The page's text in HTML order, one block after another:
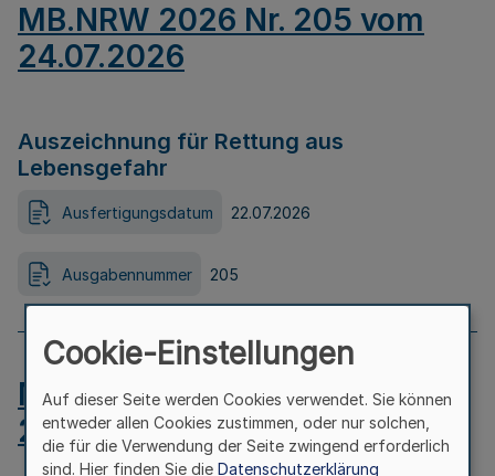
MB.NRW 2026 Nr. 205 vom
24.07.2026
Auszeichnung für Rettung aus
Lebensgefahr
Ausfertigungsdatum 22.07.2026
Ausgabennummer 205
MB.NRW 2026 Nr. 204 vom
24.07.2026
Cookie-Einstellungen
Auf dieser Seite werden Cookies verwendet. Sie können
entweder allen Cookies zustimmen, oder nur solchen,
die für die Verwendung der Seite zwingend erforderlich
sind. Hier finden Sie die Datenschutzerklärung